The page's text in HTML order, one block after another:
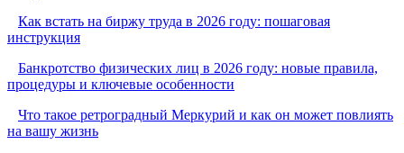
Как встать на биржу труда в 2026 году: пошаговая
инструкция
Банкротство физических лиц в 2026 году: новые правила,
процедуры и ключевые особенности
Что такое ретроградный Меркурий и как он может повлиять
на вашу жизнь